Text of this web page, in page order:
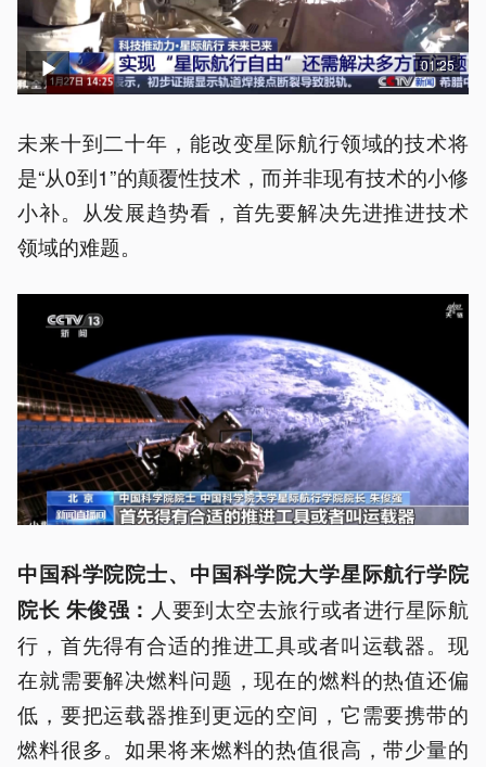
01:25
未来十到二十年，能改变星际航行领域的技术将
是“从0到1”的颠覆性技术，而并非现有技术的小修
小补。从发展趋势看，首先要解决先进推进技术
领域的难题。
中国科学院院士、中国科学院大学星际航行学院
院长 朱俊强： 人要到太空去旅行或者进行星际航
行，首先得有合适的推进工具或者叫运载器。现
在就需要解决燃料问题，现在的燃料的热值还偏
低，要把运载器推到更远的空间，它需要携带的
燃料很多。如果将来燃料的热值很高，带少量的